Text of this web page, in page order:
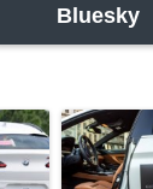
Bluesky